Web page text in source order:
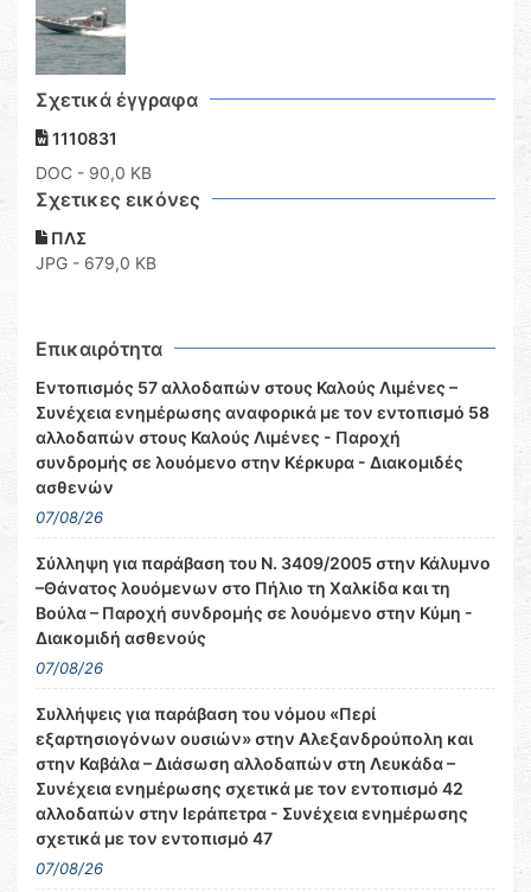
Σχετικά έγγραφα
1110831
DOC - 90,0 KB
Σχετικες εικόνες
ΠΛΣ
JPG - 679,0 KB
Επικαιρότητα
Εντοπισμός 57 αλλοδαπών στους Καλούς Λιμένες –
Συνέχεια ενημέρωσης αναφορικά με τον εντοπισμό 58
αλλοδαπών στους Καλούς Λιμένες - Παροχή
συνδρομής σε λουόμενο στην Κέρκυρα - Διακομιδές
ασθενών
07/08/26
Σύλληψη για παράβαση του Ν. 3409/2005 στην Κάλυμνο
–Θάνατος λουόμενων στο Πήλιο τη Χαλκίδα και τη
Βούλα – Παροχή συνδρομής σε λουόμενο στην Κύμη -
Διακομιδή ασθενούς
07/08/26
Συλλήψεις για παράβαση του νόμου «Περί
εξαρτησιογόνων ουσιών» στην Αλεξανδρούπολη και
στην Καβάλα – Διάσωση αλλοδαπών στη Λευκάδα –
Συνέχεια ενημέρωσης σχετικά με τον εντοπισμό 42
αλλοδαπών στην Ιεράπετρα - Συνέχεια ενημέρωσης
σχετικά με τον εντοπισμό 47
07/08/26